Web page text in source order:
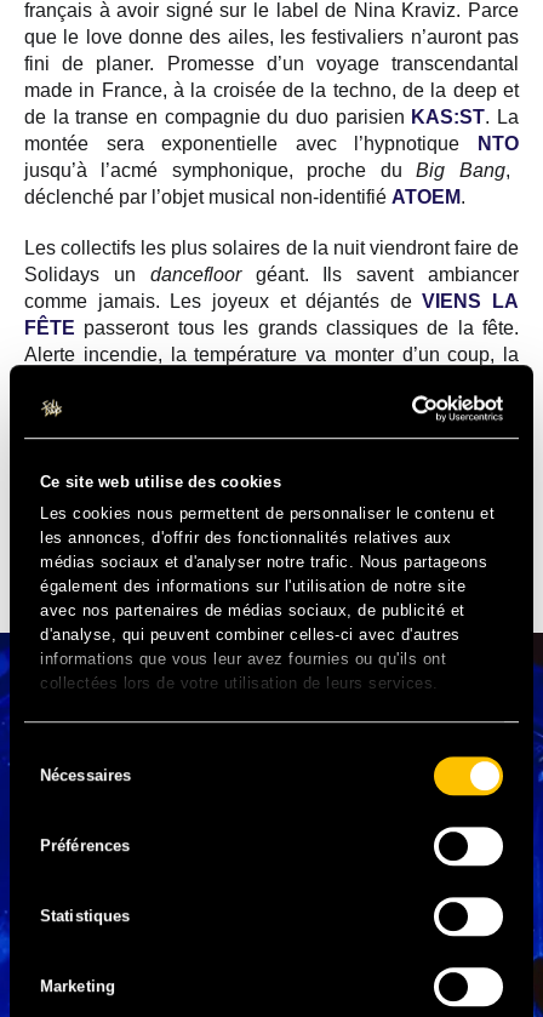
Ce site web utilise des cookies
Les cookies nous permettent de personnaliser le contenu et
les annonces, d'offrir des fonctionnalités relatives aux
médias sociaux et d'analyser notre trafic. Nous partageons
également des informations sur l'utilisation de notre site
avec nos partenaires de médias sociaux, de publicité et
d'analyse, qui peuvent combiner celles-ci avec d'autres
informations que vous leur avez fournies ou qu'ils ont
collectées lors de votre utilisation de leurs services.
duNécessaires
Préférences
Statistiques
Marketing
français à avoir signé sur le label de Nina Kraviz. Parce
que le love donne des ailes, les festivaliers n’auront pas
fini de planer. Promesse d’un voyage transcendantal
made in France, à la croisée de la techno, de la deep et
de la transe en compagnie du duo parisien KAS:ST. La
montée sera exponentielle avec l’hypnotique
NTO
jusqu’à l’acmé symphonique, proche du Big Bang,
déclenché par l’objet musical non-identifié ATOEM.
Les collectifs les plus solaires de la nuit viendront faire de
Solidays un dancefloorgéant. Ils savent ambiancer
comme jamais. Les joyeux et déjantés deVIENS LA
FÊTE passeront tous les grands classiques de la fête.
Alerte incendie, la température va monter d’un coup, la
l’ambiance
LA CREOLE. Eh oui,
c’est ça aussi, Solidays. Du cagnard même la nuit.
BILLETTERIE
À DÉCOUVRIR